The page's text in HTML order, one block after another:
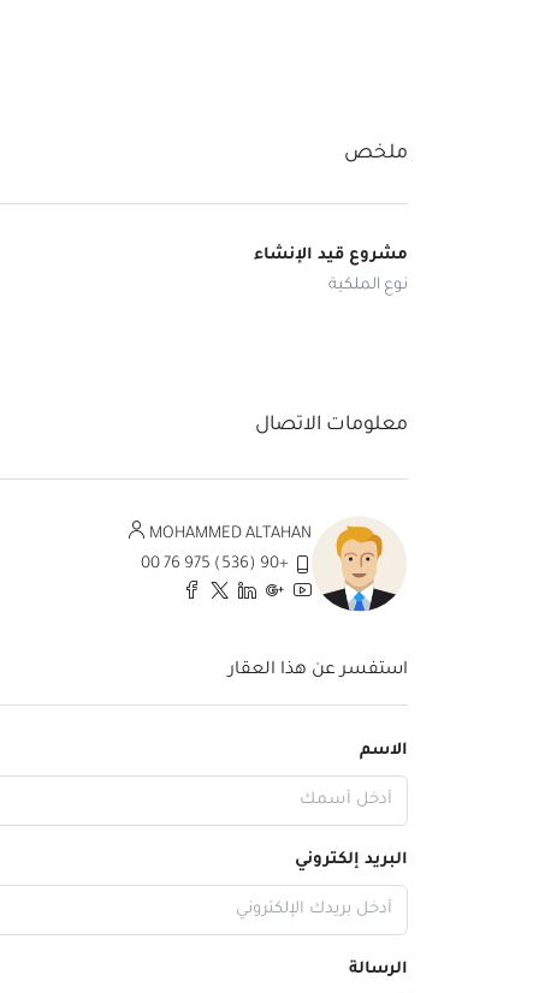
ملخص
مشروع قيد الإنشاء
نوع الملكية
معلومات الاتصال
MOHAMMED ALTAHAN
+90 (536) 975 76 00
استفسر عن هذا العقار
الاسم
البريد إلكتروني
الرسالة